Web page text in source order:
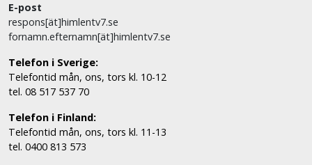
E-post
respons[ät]himlentv7.se
fornamn.efternamn[ät]himlentv7.se
Telefon i Sverige:
Telefontid mån, ons, tors kl. 10-12
tel. 08 517 537 70
Telefon i Finland:
Telefontid mån, ons, tors kl. 11-13
tel. 0400 813 573